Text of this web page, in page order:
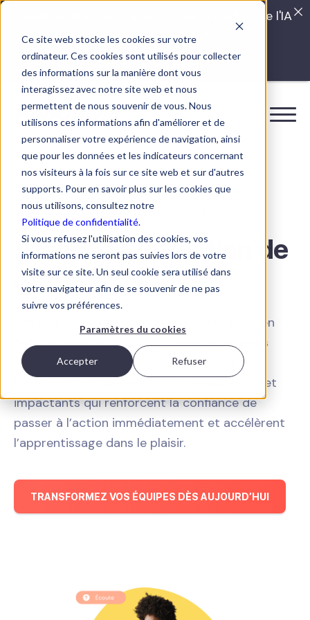
Ce site web stocke les cookies sur votre
ordinateur. Ces cookies sont utilisés pour collecter
des informations sur la manière dont vous
interagissez avec notre site web et nous
permettent de nous souvenir de vous. Nous
utilisons ces informations afin d'améliorer et de
personnaliser votre expérience de navigation, ainsi
que pour les données et les indicateurs concernant
nos visiteurs à la fois sur ce site web et sur d'autres
supports. Pour en savoir plus sur les cookies que
nous utilisons, consultez notre
Politique de confidentialité.
Si vous refusez l'utilisation des cookies, vos
informations ne seront pas suivies lors de votre
visite sur ce site. Un seul cookie sera utilisé dans
votre navigateur afin de se souvenir de ne pas
suivre vos préférences.
Paramètres du cookies
Accepter Refuser
BOOSTEZ LES COMPÉTENCES HUMAINES
Atelier de formation de
groupe
Offrez à vos équipes un atelier participatif en
petit groupe de 2h30 pour développer leurs
compétences humaines : un vrai boost de
formation! Des ateliers courts, engageants et
impactants qui renforcent la confiance de
passer à l’action immédiatement et accélèrent
l’apprentissage dans le plaisir.
TRANSFORMEZ VOS ÉQUIPES DÈS AUJOURD’HUI
Quels sont les véritables impacts cachés de l'IA
dans vos équipes?
LISEZ LE GUIDE INTERDIT